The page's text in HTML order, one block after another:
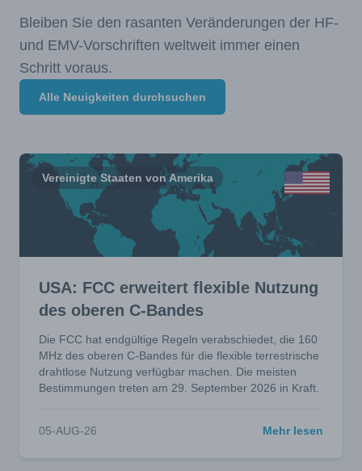
Bleiben Sie den rasanten Veränderungen der HF-
und EMV-Vorschriften weltweit immer einen
Schritt voraus.
Alle Neuigkeiten durchsuchen
Vereinigte Staaten von Amerika
USA: FCC erweitert flexible Nutzung
des oberen C-Bandes
Die FCC hat endgültige Regeln verabschiedet, die 160
MHz des oberen C-Bandes für die flexible terrestrische
drahtlose Nutzung verfügbar machen. Die meisten
Bestimmungen treten am 29. September 2026 in Kraft.
05-AUG-26 Mehr lesen